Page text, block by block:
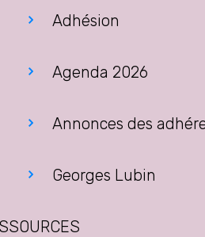
Adhésion
Agenda 2026
Annonces des
Georges Lubin